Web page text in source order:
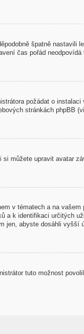
špatně nastavili
čas pořád
požádat o
stránkách phpBB
můžete upravit avatar
v tématech a na
a k identifikaci určitých
jen, abyste dosáhli vyšší
tuto možnost